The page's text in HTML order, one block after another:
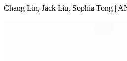
Chang Lin, Jack Liu, Sophia Tong |